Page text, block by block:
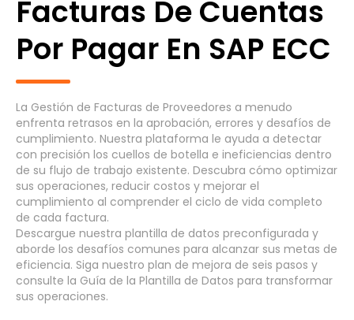
Proceso Genérico
Compras a Pagos - Requisición(8)
Contratación a Retiro - Ciclo de Vida
del Empleado
(8)
Cuentas por Cobrar
Sistemas
Facturas De Cuentas
Por Pagar En SAP ECC
La Gestión de Facturas de Proveedores a menudo
enfrenta retrasos en la aprobación, errores y desafíos de
cumplimiento. Nuestra plataforma le ayuda a detectar
con precisión los cuellos de botella e ineficiencias dentro
de su flujo de trabajo existente. Descubra cómo optimizar
sus operaciones, reducir costos y mejorar el
cumplimiento al comprender el ciclo de vida completo
de cada factura.
Descargue nuestra plantilla de datos preconfigurada y
aborde los desafíos comunes para alcanzar sus metas de
eficiencia. Siga nuestro plan de mejora de seis pasos y
consulte la Guía de la Plantilla de Datos para transformar
sus operaciones.